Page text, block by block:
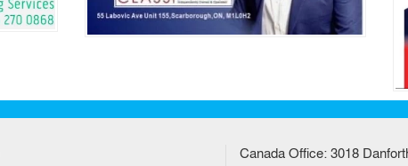
Canada Office: 3018